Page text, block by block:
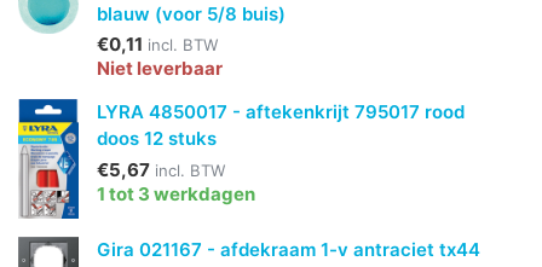
blauw (voor 5/8 buis)
€0,11 incl. BTW
Niet leverbaar
LYRA 4850017 - aftekenkrijt 795017 rood
doos 12 stuks
€5,67 incl. BTW
1 tot 3 werkdagen
Gira 021167 - afdekraam 1-v antraciet tx44